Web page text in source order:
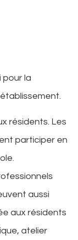
pour la
résidents. Les
participer en
aussi
aux résidents
atelier